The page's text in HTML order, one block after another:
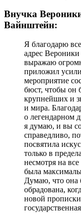
Внучка
Вайнштейн:
Я благодарю
адрес
выражаю
приложил
мероприятие
бюст, чтобы он
крупнейших и
и мира.
о легендарном
я думаю, и вы
справедливо,
посвятила
только в
несмотря на
была
Думаю, что она
обрадована,
новой